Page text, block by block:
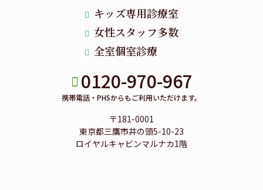
キッズ専用診療室
女性スタッフ多数
全室個室診療
0120-970-967
携帯電話・PHSからもご利用いただけます。
〒181-0001
東京都三鷹市井の頭5-10-23
ロイヤルキャビンマルナカ1階